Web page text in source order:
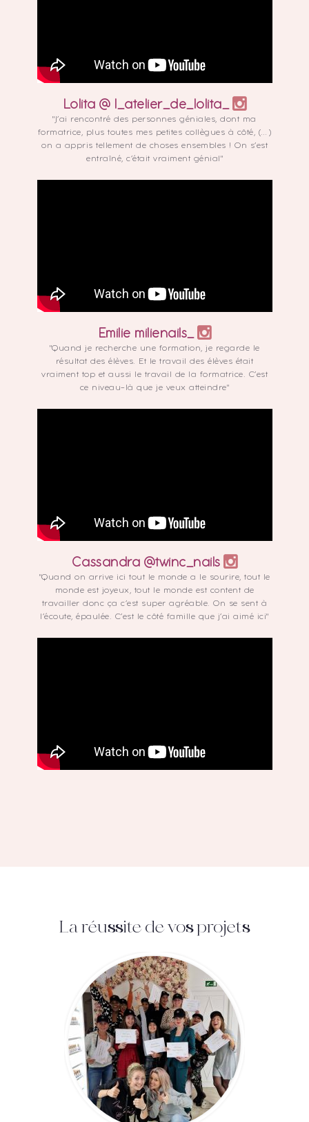
Lolita @ l_atelier_de_lolita_
"J’ai rencontré des personnes géniales, dont ma
formatrice, plus toutes mes petites collègues à côté, (…)
on a appris tellement de choses ensembles ! On s’est
entraîné, c’était vraiment génial"
Emilie milienails_
"Quand je recherche une formation, je regarde le
résultat des élèves. Et le travail des élèves était
vraiment top et aussi le travail de la formatrice. C’est
ce niveau-là que je veux atteindre"
Cassandra @twinc_nails
"Quand on arrive ici tout le monde a le sourire, tout le
monde est joyeux, tout le monde est content de
travailler donc ça c’est super agréable. On se sent à
l’écoute, épaulée. C’est le côté famille que j’ai aimé ici"
La réussite de vos projets